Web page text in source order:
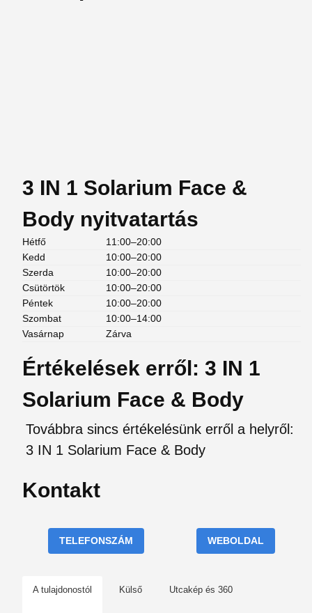
3 IN 1 Solarium Face &
Body nyitvatartás
Hétfő
11:00–20:00
Kedd
10:00–20:00
Szerda
10:00–20:00
Csütörtök
10:00–20:00
Péntek
10:00–20:00
Szombat
10:00–14:00
Vasárnap
Zárva
Értékelések erről: 3 IN 1
Solarium Face & Body
Továbbra sincs értékelésünk erről a helyről:
3 IN 1 Solarium Face & Body
Kontakt
TELEFONSZÁM WEBOLDAL
A tulajdonostól Külső Utcakép és 360